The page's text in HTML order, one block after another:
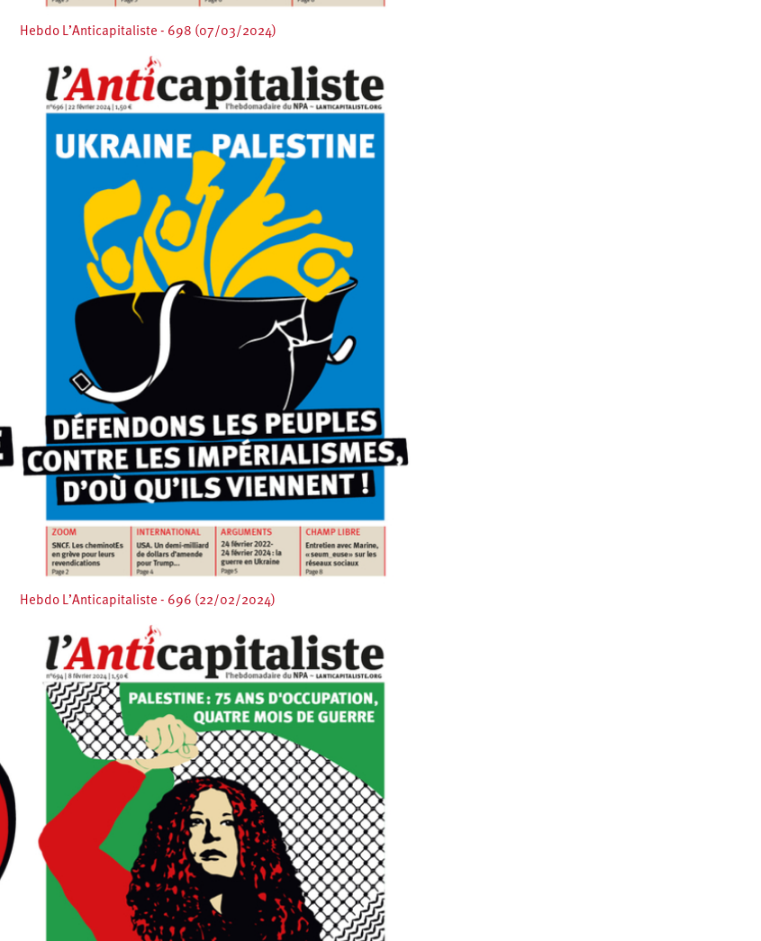
Hebdo L’Anticapitaliste - 698 (07/03/2024)
Hebdo L’Anticapitaliste - 696 (22/02/2024)